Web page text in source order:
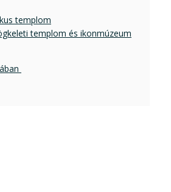
templom
templom és ikonmúzeum